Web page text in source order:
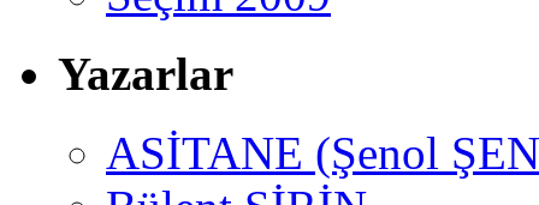
Yazarlar
ASİTANE (Şenol